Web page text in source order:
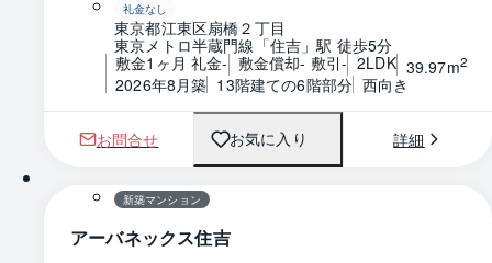
礼金なし
東京都江東区扇橋２丁目
東京メトロ半蔵門線「住吉」駅 徒歩5分
敷金1ヶ月 礼金- 敷金償却- 敷引- 2LDK 39.97m2
2026年8月築 13階建ての6階部分 西向き
お問合せ お気に入り 詳細
1 / 0 間取り
新築マンション
アーバネックス住吉